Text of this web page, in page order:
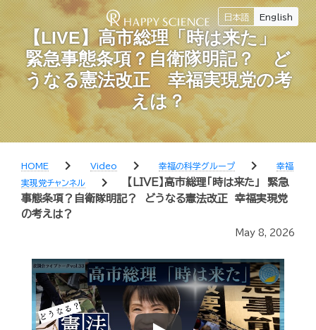
日本語 English
【LIVE】高市総理「時は来た」
緊急事態条項？自衛隊明記？ ど
うなる憲法改正 幸福実現党の考
えは？
HOME chevron_right Video chevron_right 幸福の科学グループ chevron_right
幸福
実現党チャンネル
chevron_right
【LIVE】高市総理「時は来た」 緊急
事態条項？自衛隊明記？ どうなる憲法改正 幸福実現党
の考えは？
May 8, 2026